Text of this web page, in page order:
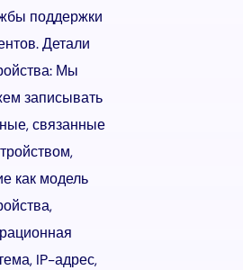
поддержки
Детали
Мы
записывать
связанные
как модель
IP-адрес,